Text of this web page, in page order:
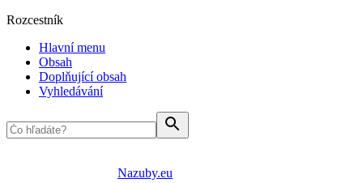
Rozcestník
Hlavní menu
Obsah
Doplňující obsah
Vyhledávání
Nazuby.eu